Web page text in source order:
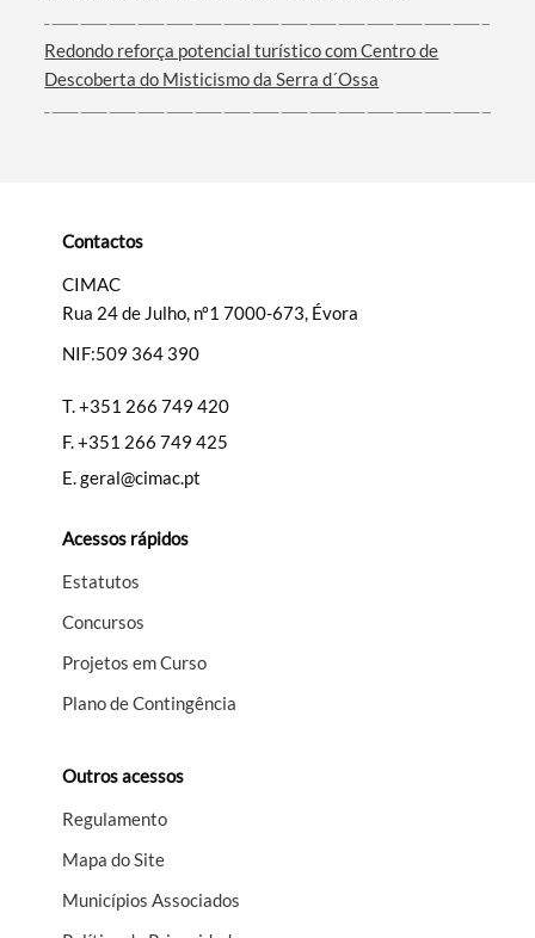
Categorias gerais
Redondo reforça potencial turístico com Centro de
Descoberta do Misticismo da Serra d´Ossa
Contactos
CIMAC
Rua 24 de Julho, nº1 7000-673, Évora
NIF:509 364 390
T.+351 266 749 420
F.+351 266 749 425
E.geral@cimac.pt
Acessos rápidos
Estatutos
Concursos
Projetos em Curso
Plano de Contingência
Outros acessos
Regulamento
Mapa do Site
Municípios Associados